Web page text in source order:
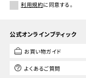
利用規約に同意する。
公式オンラインブティック
お買い物ガイド
よくあるご質問